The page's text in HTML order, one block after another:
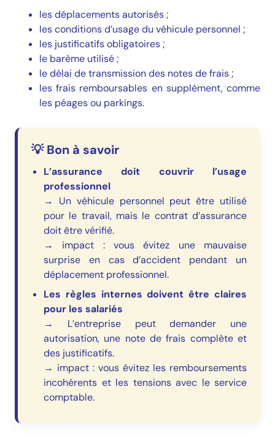
les déplacements autorisés ;
les conditions d’usage du véhicule personnel ;
les justificatifs obligatoires ;
le barème utilisé ;
le délai de transmission des notes de frais ;
les frais remboursables en supplément, comme
les péages ou parkings.
💡 Bon à savoir
L’assurance doit couvrir l’usage
professionnel
→ Un véhicule personnel peut être utilisé
pour le travail, mais le contrat d’assurance
doit être vérifié.
→ impact : vous évitez une mauvaise
surprise en cas d’accident pendant un
déplacement professionnel.
Les règles internes doivent être claires
pour les salariés
→ L’entreprise peut demander une
autorisation, une note de frais complète et
des justificatifs.
→ impact : vous évitez les remboursements
incohérents et les tensions avec le service
comptable.